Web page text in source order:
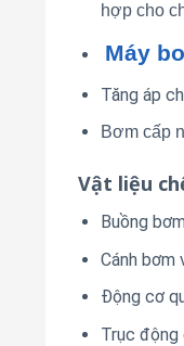
hợp cho
Máy
Tăng áp
Bơm cấp
Vật liệu
Buồng
Cánh bơm
Động cơ
Trục